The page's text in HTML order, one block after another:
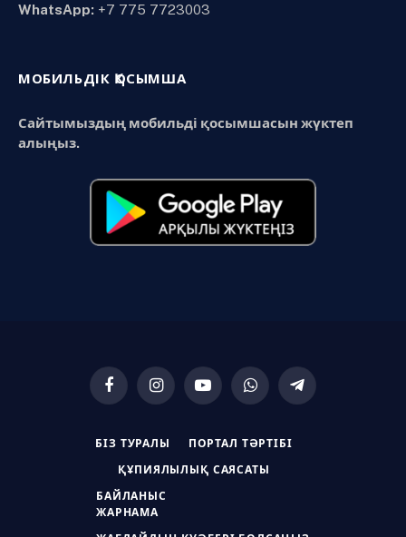
WhatsApp: +7 775 7723003
МОБИЛЬДІК ҚОСЫМША
Сайтымыздың мобильді қосымшасын жүктеп
алыңыз.
FacebookInstagramYouTubeWhatsAppTelegram
БІЗ ТУРАЛЫ ПОРТАЛ ТӘРТІБІ
ҚҰПИЯЛЫЛЫҚ САЯСАТЫ
БАЙЛАНЫС
ЖАРНАМА